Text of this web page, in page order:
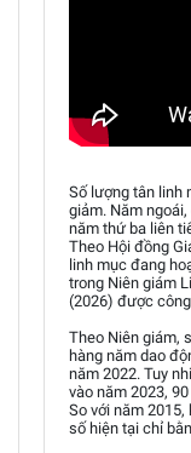
Số lượng tân linh
giảm. Năm
năm thứ ba liên
Theo Hội đồng
linh mục đang
trong Niên giám
(2026) được
Theo Niên giám,
hàng năm dao
năm 2022. Tuy
vào năm 2023,
So với năm
số hiện tại chỉ